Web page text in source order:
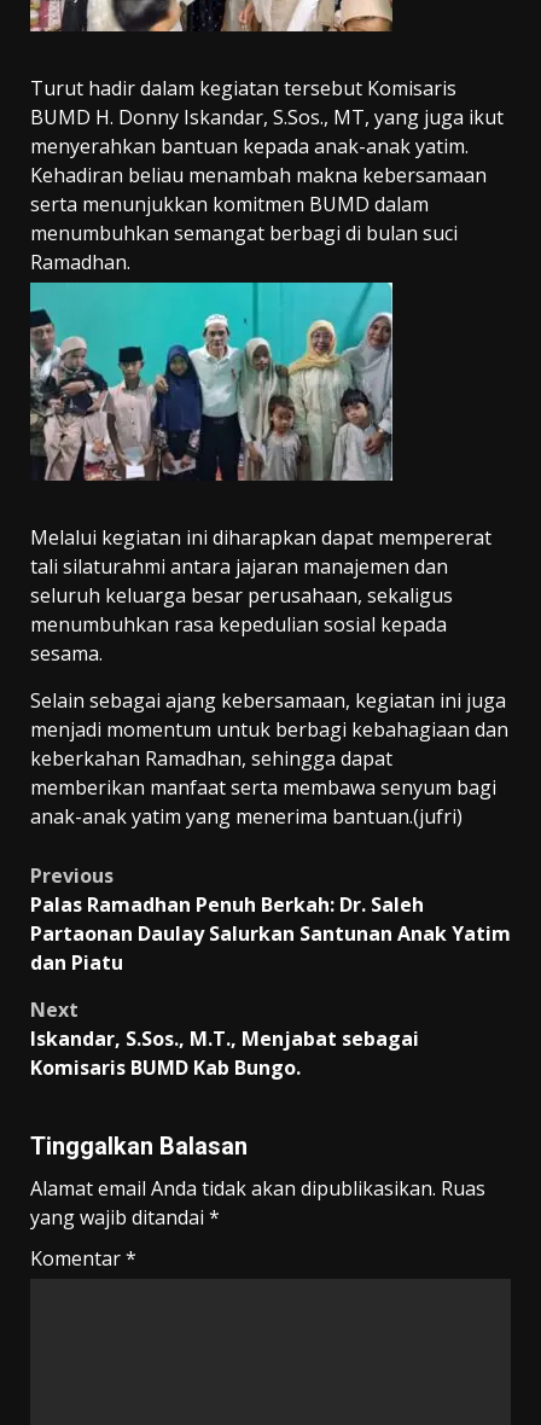
Turut hadir dalam kegiatan tersebut Komisaris
BUMD H. Donny Iskandar, S.Sos., MT, yang juga ikut
menyerahkan bantuan kepada anak-anak yatim.
Kehadiran beliau menambah makna kebersamaan
serta menunjukkan komitmen BUMD dalam
menumbuhkan semangat berbagi di bulan suci
Ramadhan.
Melalui kegiatan ini diharapkan dapat mempererat
tali silaturahmi antara jajaran manajemen dan
seluruh keluarga besar perusahaan, sekaligus
menumbuhkan rasa kepedulian sosial kepada
sesama.
Selain sebagai ajang kebersamaan, kegiatan ini juga
menjadi momentum untuk berbagi kebahagiaan dan
keberkahan Ramadhan, sehingga dapat
memberikan manfaat serta membawa senyum bagi
anak-anak yatim yang menerima bantuan.(jufri)
Post
navigation
Previous
Palas Ramadhan Penuh Berkah: Dr. Saleh
Partaonan Daulay Salurkan Santunan Anak Yatim
dan Piatu
Next
Iskandar, S.Sos., M.T., Menjabat sebagai
Komisaris BUMD Kab Bungo.
Tinggalkan Balasan
Alamat email Anda tidak akan dipublikasikan. Ruas
yang wajib ditandai *
Komentar*